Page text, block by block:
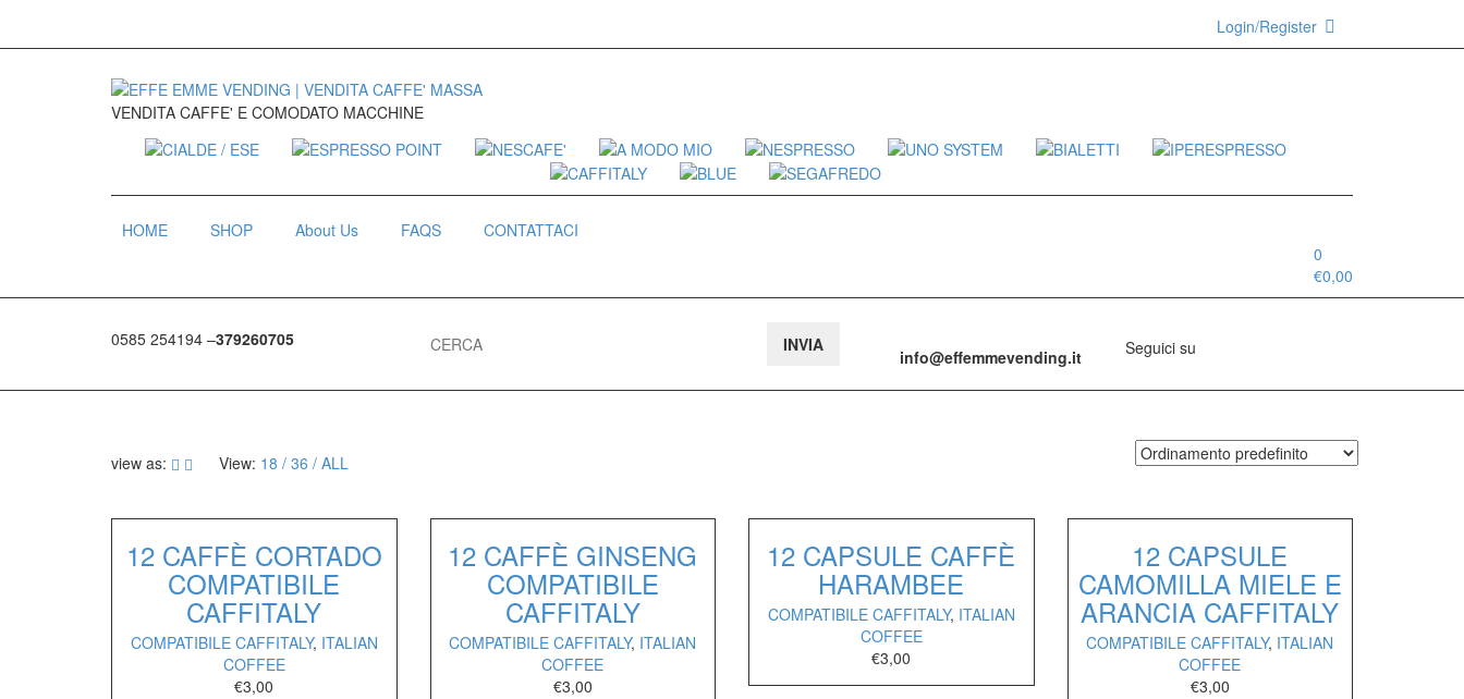
Login/Register
VENDITA CAFFE' E COMODATO MACCHINE
HOME SHOP About Us FAQS
CONTATTACI
0
€0,00
0585 254194 –379260705
info@effemmevending.it
Seguici su
view as: View: 18 36 ALL
12 CAFFÈ CORTADO
COMPATIBILE
CAFFITALY
COMPATIBILE CAFFITALY, ITALIAN
COFFEE
€3,00
12 CAFFÈ GINSENG
COMPATIBILE
CAFFITALY
COMPATIBILE CAFFITALY, ITALIAN
COFFEE
€3,00
12 CAPSULE CAFFÈ
HARAMBEE
COMPATIBILE CAFFITALY, ITALIAN
COFFEE
€3,00
12 CAPSULE
CAMOMILLA MIELE E
ARANCIA CAFFITALY
COMPATIBILE CAFFITALY, ITALIAN
COFFEE
€3,00